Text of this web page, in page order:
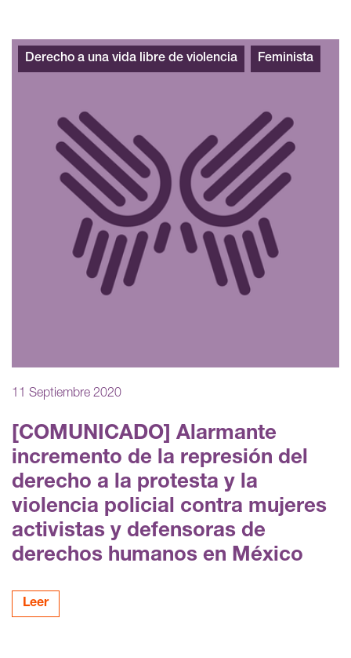
11 Septiembre 2020
[COMUNICADO] Alarmante
incremento de la represión del
derecho a la protesta y la
violencia policial contra mujeres
activistas y defensoras de
derechos humanos en México
Leer
Derecho a una vida libre de violencia Feminista